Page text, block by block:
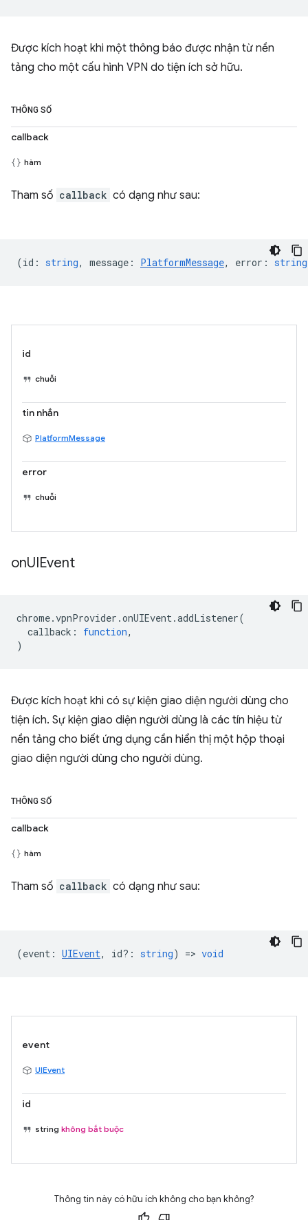
Được kích hoạt khi một thông báo được nhận từ nền
tảng cho một cấu hình VPN do tiện ích sở hữu.
THÔNG SỐ
callback
hàm
Tham số callback có dạng như sau:
(id : string, message : PlatformMessage, error : string
id
chuỗi
tin nhắn
PlatformMessage
error
chuỗi
onUIEvent
chrome.vpnProvider .onUIEvent.addListener(
callback : function,
)
Được kích hoạt khi có sự kiện giao diện người dùng cho
tiện ích. Sự kiện giao diện người dùng là các tín hiệu từ
nền tảng cho biết ứng dụng cần hiển thị một hộp thoại
giao diện người dùng cho người dùng.
THÔNG SỐ
callback
hàm
Tham số callback có dạng như sau:
(event : UIEvent, id? : string) => void
event
UIEvent
id
string không bắt buộc
Thông tin này có hữu ích không cho bạn không?